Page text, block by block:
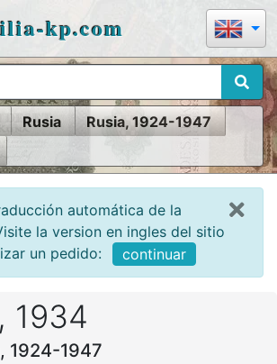
kp.com
Rusia
Rusia, 1924-1947
automática de la
la version en ingles del sitio
un pedido:
continuar
1934
1924-1947